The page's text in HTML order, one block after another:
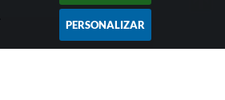
PERSONALIZAR